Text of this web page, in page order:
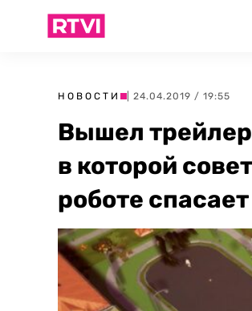
НОВОСТИ | 24.04.2019 / 19:55
Вышел
в которой
роботе